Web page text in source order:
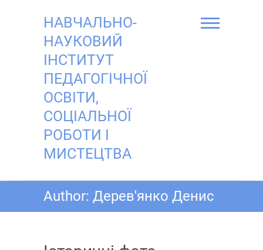
НАВЧАЛЬНО-
НАУКОВИЙ
ІНСТИТУТ
ПЕДАГОГІЧНОЇ
ОСВІТИ,
СОЦІАЛЬНОЇ
РОБОТИ І
МИСТЕЦТВА
Author: Дерев'янко Денис